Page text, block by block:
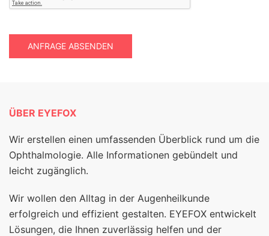
ANFRAGE ABSENDEN
ÜBER EYEFOX
Wir erstellen einen umfassenden Überblick rund um die
Ophthalmologie. Alle Informationen gebündelt und
leicht zugänglich.
Wir wollen den Alltag in der Augenheilkunde
erfolgreich und effizient gestalten. EYEFOX entwickelt
Lösungen, die Ihnen zuverlässig helfen und der